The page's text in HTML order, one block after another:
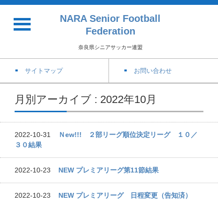
NARA Senior Football
Federation
奈良県シニアサッカー連盟
サイトマップ お問い合わせ
月別アーカイブ : 2022年10月
2022-10-31
Ｎew!!! ２部リーグ順位決定リーグ １０／
３０結果
2022-10-23 NEW プレミアリーグ第11節結果
2022-10-23 NEW プレミアリーグ 日程変更（告知済）